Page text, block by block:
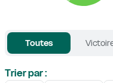
Toutes
Trier par :